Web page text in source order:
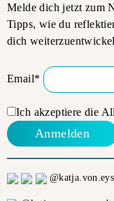
Melde dich jetzt zum
Tipps, wie du
dich
Email*
Ich akzeptiere die